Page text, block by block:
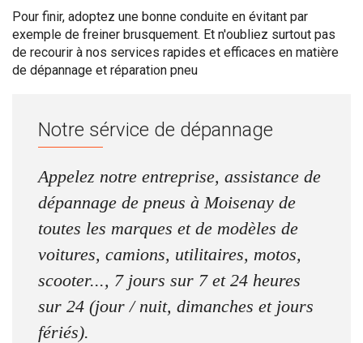
Pour finir, adoptez une bonne conduite en évitant par
exemple de freiner brusquement. Et n'oubliez surtout pas
de recourir à nos services rapides et efficaces en matière
de dépannage et réparation pneu
Notre sérvice de dépannage
Appelez notre entreprise, assistance de
dépannage de pneus à Moisenay de
toutes les marques et de modèles de
voitures, camions, utilitaires, motos,
scooter..., 7 jours sur 7 et 24 heures
sur 24 (jour / nuit, dimanches et jours
fériés).